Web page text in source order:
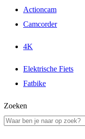
Actioncam
Camcorder
4K
Elektrische Fiets
Fatbike
Zoeken